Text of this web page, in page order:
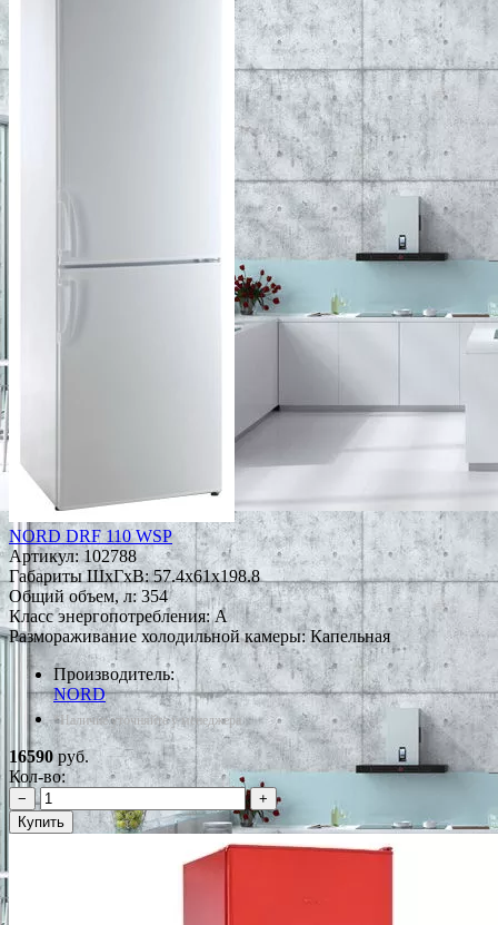
NORD DRF 110 WSP
Артикул: 102788
Габариты ШxГxВ: 57.4x61x198.8
Общий объем, л: 354
Класс энергопотребления: A
Размораживание холодильной камеры: Капельная
Производитель:
NORD
*Наличие уточняйте у менеджера
16590руб.
Кол-во:
−
+
Купить